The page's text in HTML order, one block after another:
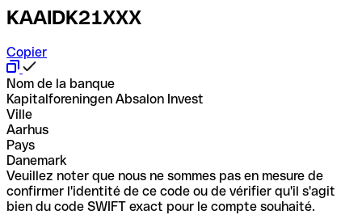
KAAIDK21XXX
Copier
Nom de la banque
Kapitalforeningen Absalon Invest
Ville
Aarhus
Pays
Danemark
Veuillez noter que nous ne sommes pas en mesure de
confirmer l'identité de ce code ou de vérifier qu'il s'agit
bien du code SWIFT exact pour le compte souhaité.